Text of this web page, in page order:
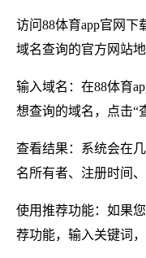
访问88体育app官网下
域名查询的官方网站地
输入域名：在88体育
想查询的域名，点击“
查看结果：系统会在
名所有者、注册时间
使用推荐功能：如果
荐功能，输入关键词